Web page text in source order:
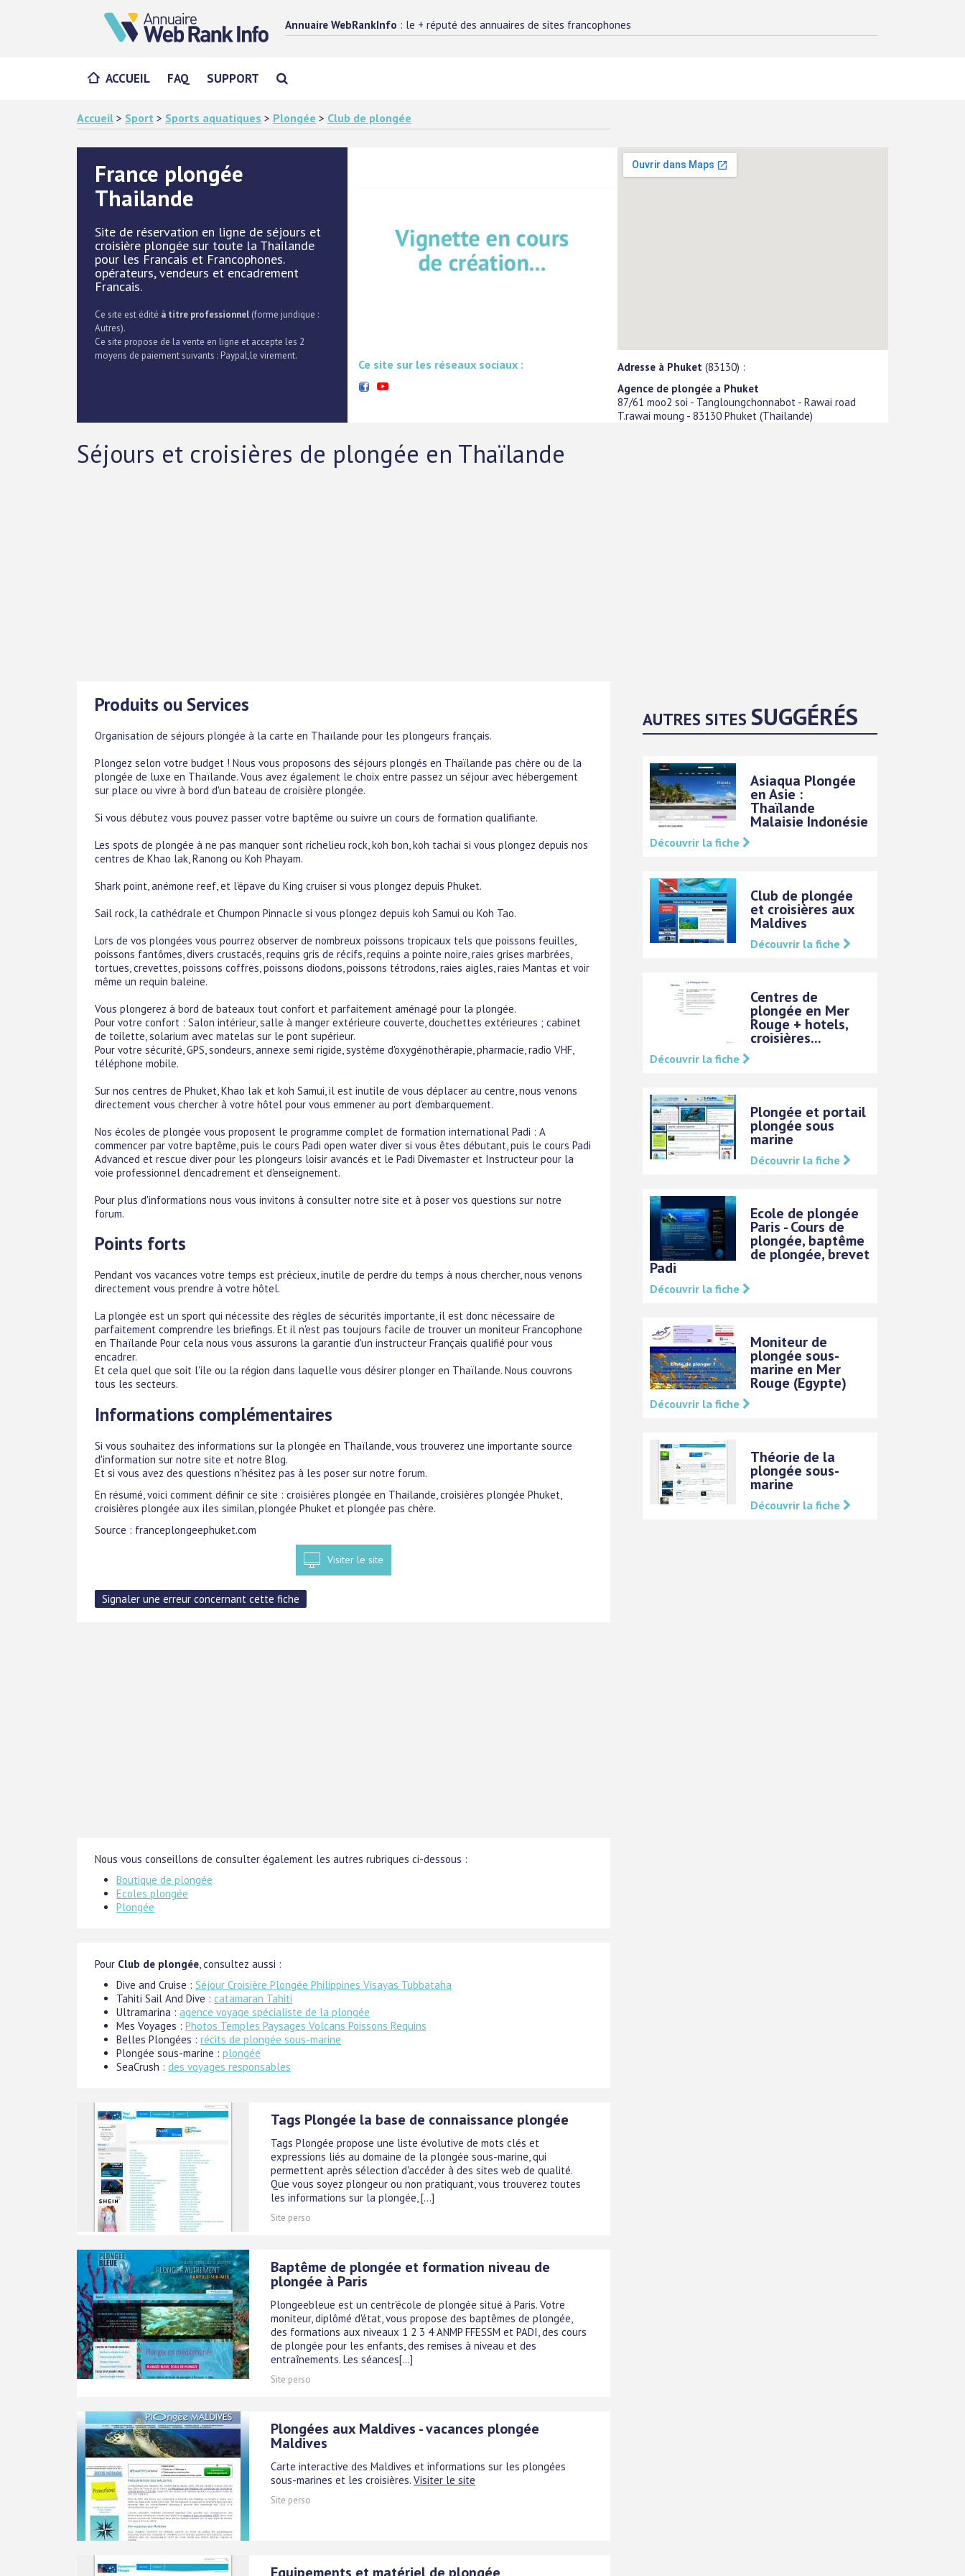
Annuaire WebRankInfo : le + réputé des annuaires de sites francophones
ACCUEIL FAQ SUPPORT
Accueil > Sport > Sports aquatiques > Plongée > Club de plongée
France plongée
Thailande
Site de réservation en ligne de séjours et
croisière plongée sur toute la Thailande
pour les Francais et Francophones.
opérateurs, vendeurs et encadrement
Francais.
Ce site est édité à titre professionnel (forme juridique :
Autres).
Ce site propose de la vente en ligne et accepte les 2
moyens de paiement suivants : Paypal,le virement.
Ce site sur les réseaux sociaux : Adresse à Phuket (83130) :
Agence de plongée a Phuket
87/61 moo2 soi - Tangloungchonnabot - Rawai road
T.rawai moung -83130 Phuket (Thailande)
Séjours et croisières de plongée en Thaïlande
Produits ou Services
Organisation de séjours plongée à la carte en Thaïlande pour les plongeurs français.
Plongez selon votre budget ! Nous vous proposons des séjours plongés en Thaïlande pas chère ou de la
plongée de luxe en Thaïlande. Vous avez également le choix entre passez un séjour avec hébergement
sur place ou vivre à bord d'un bateau de croisière plongée.
Si vous débutez vous pouvez passer votre baptême ou suivre un cours de formation qualifiante.
Les spots de plongée à ne pas manquer sont richelieu rock, koh bon, koh tachai si vous plongez depuis nos
centres de Khao lak, Ranong ou Koh Phayam.
Shark point, anémone reef, et l'épave du King cruiser si vous plongez depuis Phuket.
Sail rock, la cathédrale et Chumpon Pinnacle si vous plongez depuis koh Samui ou Koh Tao.
Lors de vos plongées vous pourrez observer de nombreux poissons tropicaux tels que poissons feuilles,
poissons fantômes, divers crustacés, requins gris de récifs, requins a pointe noire, raies grises marbrées,
tortues, crevettes, poissons coffres, poissons diodons, poissons tétrodons, raies aigles, raies Mantas et voir
même un requin baleine.
Vous plongerez à bord de bateaux tout confort et parfaitement aménagé pour la plongée.
Pour votre confort : Salon intérieur, salle à manger extérieure couverte, douchettes extérieures ; cabinet
de toilette, solarium avec matelas sur le pont supérieur.
Pour votre sécurité, GPS, sondeurs, annexe semi rigide, système d'oxygénothérapie, pharmacie, radio VHF,
téléphone mobile.
Sur nos centres de Phuket, Khao lak et koh Samui, il est inutile de vous déplacer au centre, nous venons
directement vous chercher à votre hôtel pour vous emmener au port d'embarquement.
Nos écoles de plongée vous proposent le programme complet de formation international Padi : A
commencer par votre baptême, puis le cours Padi open water diver si vous êtes débutant, puis le cours Padi
Advanced et rescue diver pour les plongeurs loisir avancés et le Padi Divemaster et Instructeur pour la
voie professionnel d'encadrement et d'enseignement.
Pour plus d'informations nous vous invitons à consulter notre site et à poser vos questions sur notre
forum.
Points forts
Pendant vos vacances votre temps est précieux, inutile de perdre du temps à nous chercher, nous venons
directement vous prendre à votre hôtel.
La plongée est un sport qui nécessite des règles de sécurités importante, il est donc nécessaire de
parfaitement comprendre les briefings. Et il n'est pas toujours facile de trouver un moniteur Francophone
en Thaïlande Pour cela nous vous assurons la garantie d'un instructeur Français qualifié pour vous
encadrer.
Et cela quel que soit l'ile ou la région dans laquelle vous désirer plonger en Thaïlande. Nous couvrons
tous les secteurs.
Informations complémentaires
Si vous souhaitez des informations sur la plongée en Thaïlande, vous trouverez une importante source
d'information sur notre site et notre Blog.
Et si vous avez des questions n'hésitez pas à les poser sur notre forum.
En résumé, voici comment définir ce site : croisières plongée en Thailande, croisières plongée Phuket,
croisières plongée aux iles similan, plongée Phuket et plongée pas chère.
Source : franceplongeephuket.com
Visiter le site
Nous vous conseillons de consulter également les autres rubriques ci-dessous :
Boutique de plongée
Ecoles plongée
Plongée
Pour Club de plongée, consultez aussi :
Dive and Cruise : Séjour Croisière Plongée Philippines Visayas Tubbataha
Tahiti Sail And Dive : catamaran Tahiti
Ultramarina : agence voyage spécialiste de la plongée
Mes Voyages : Photos Temples Paysages Volcans Poissons Requins
Belles Plongées : récits de plongée sous-marine
Plongée sous-marine : plongée
SeaCrush : des voyages responsables
Tags Plongée la base de connaissance plongée
Tags Plongée propose une liste évolutive de mots clés et
expressions liés au domaine de la plongée sous-marine, qui
permettent après sélection d'accéder à des sites web de qualité.
Que vous soyez plongeur ou non pratiquant, vous trouverez toutes
les informations sur la plongée, [...]
Site perso
Baptême de plongée et formation niveau de
plongée à Paris
Plongeebleue est un centr'école de plongée situé à Paris. Votre
moniteur, diplômé d'état, vous propose des baptêmes de plongée,
des formations aux niveaux 1 2 3 4 ANMP FFESSM et PADI, des cours
de plongée pour les enfants, des remises à niveau et des
entraînements. Les séances[...]
Site perso
Plongées aux Maldives - vacances plongée
Maldives
Carte interactive des Maldives et informations sur les plongées
sous-marines et les croisières. Visiter le site
Site perso
AUTRES SITESSUGGÉRÉS
Asiaqua Plongée
en Asie :
Thaïlande
Malaisie Indonésie
Découvrir la fiche
Club de plongée
et croisières aux
Maldives
Découvrir la fiche
Centres de
plongée en Mer
Rouge + hotels,
croisières...
Découvrir la fiche
Plongée et portail
plongée sous
marine
Découvrir la fiche
Ecole de plongée
Paris - Cours de
plongée, baptême
de plongée, brevet
Padi
Découvrir la fiche
Moniteur de
plongée sous-
marine en Mer
Rouge (Egypte)
Découvrir la fiche
Théorie de la
plongée sous-
marine
Découvrir la fiche